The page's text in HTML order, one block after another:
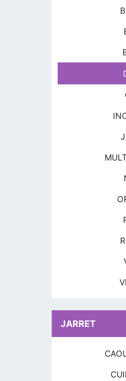
JARRET